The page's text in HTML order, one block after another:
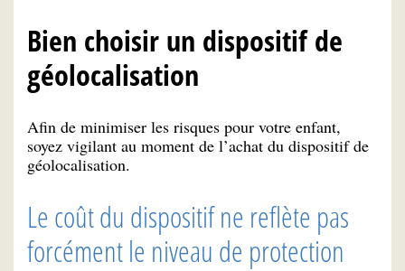
Bien choisir un dispositif de
géolocalisation
Afin de minimiser les risques pour votre enfant,
soyez vigilant au moment de l’achat du dispositif de
géolocalisation.
Le coût du dispositif ne reflète pas
forcément le niveau de protection